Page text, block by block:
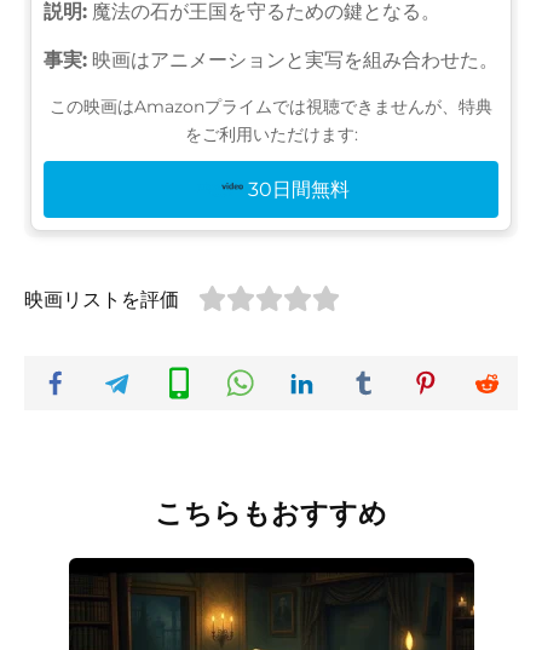
説明: 魔法の石が王国を守るための鍵となる。
事実: 映画はアニメーションと実写を組み合わせた。
この映画はAmazonプライムでは視聴できませんが、特典
をご利用いただけます:
30日間無料
映画リストを評価
こちらもおすすめ